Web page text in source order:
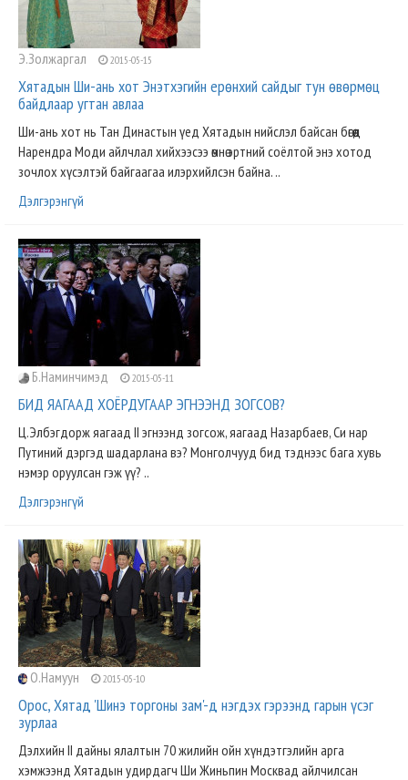
Э.Золжаргал 2015-05-15
Хятадын Ши-ань хот Энэтхэгийн ерөнхий сайдыг тун өвөрмөц
байдлаар угтан авлаа
Ши-ань хот нь Тан Династын үед Хятадын нийслэл байсан бөгөөд
Нарендра Моди айлчлал хийхээсээ өмнө эртний соёлтой энэ хотод
зочлох хүсэлтэй байгаагаа илэрхийлсэн байна. ..
Дэлгэрэнгүй
Б.Наминчимэд 2015-05-11
БИД ЯАГААД ХОЁРДУГААР ЭГНЭЭНД ЗОГСОВ?
Ц.Элбэгдорж яагаад II эгнээнд зогсож, яагаад Назарбаев, Си нар
Путиний дэргэд шадарлана вэ? Монголчууд бид тэднээс бага хувь
нэмэр оруулсан гэж үү? ..
Дэлгэрэнгүй
О.Намуун 2015-05-10
Орос, Хятад 'Шинэ торгоны зам'-д нэгдэх гэрээнд гарын үсэг
зурлаа
Дэлхийн II дайны ялалтын 70 жилийн ойн хүндэтгэлийн арга
хэмжээнд Хятадын удирдагч Ши Жиньпин Москвад айлчилсан